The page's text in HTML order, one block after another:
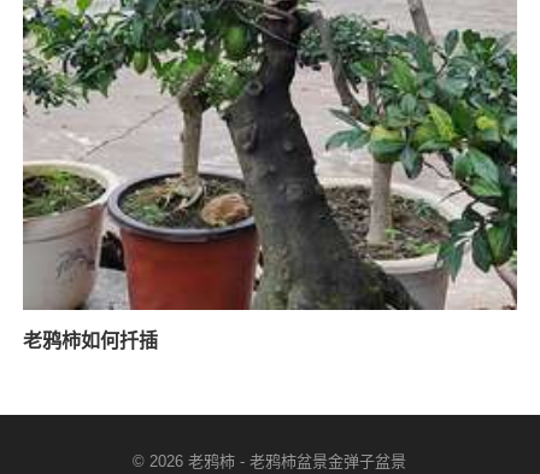
老鸦柿如何扦插
© 2026老鸦柿 -老鸦柿盆景金弹子盆景